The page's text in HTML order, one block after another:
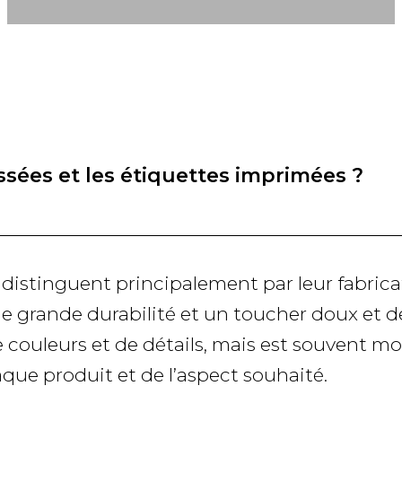
et les étiquettes imprimées ?
principalement par leur
grande durabilité et un toucher doux et
et de détails, mais est souvent
produit et de l’aspect souhaité.